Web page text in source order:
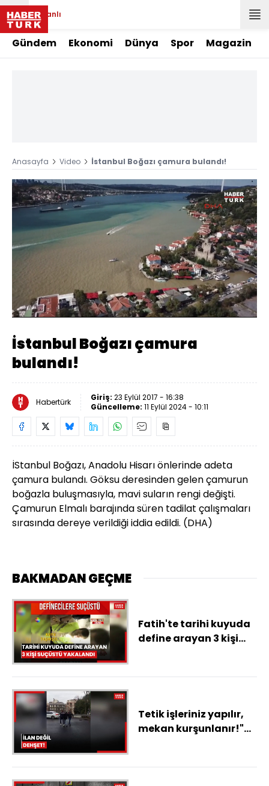
Canlı
Gündem Ekonomi Dünya Spor Magazin
Anasayfa Video İstanbul Boğazı çamura bulandı!
Sesi
Aç
480
14.08%
Oynatma
Hızı
İstanbul Boğazı çamura
bulandı!
Habertürk Giriş: 23 Eylül 2017 - 16:38
Güncelleme: 11 Eylül 2024 - 10:11
İStanbul Boğazı, Anadolu Hisarı önlerinde adeta
çamura bulandı. Göksu deresinden gelen çamurun
boğazla buluşmasıyla, mavi suların rengi değişti.
Çamurun Elmalı barajında süren tadilat çalışmaları
sırasında dereye verildiği iddia edildi. (DHA)
BAKMADAN GEÇME
Fatih'te tarihi kuyuda
define arayan 3 kişi
Tetik işleriniz yapılır,
mekan kurşunlanır!"